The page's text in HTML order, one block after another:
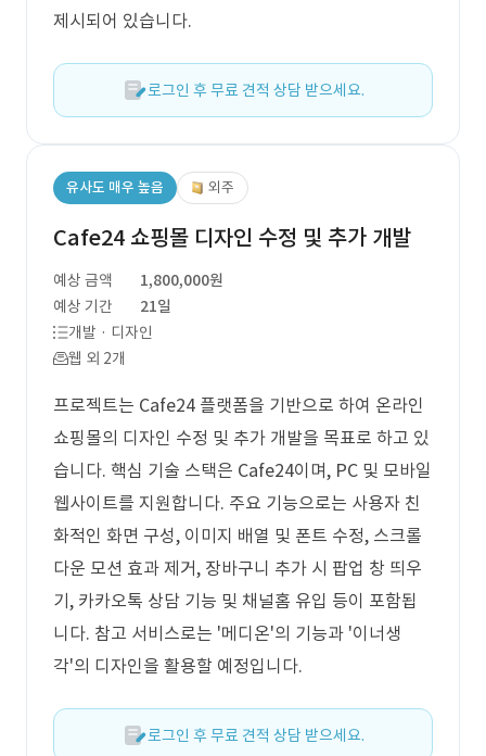
제시되어 있습니다.
로그인 후 무료 견적 상담 받으세요.
유사도 매우 높음 외주
Cafe24 쇼핑몰 디자인 수정 및 추가 개발
예상 금액
1,800,000원
예상 기간
21일
개발 · 디자인
웹 외 2개
프로젝트는 Cafe24 플랫폼을 기반으로 하여 온라인
쇼핑몰의 디자인 수정 및 추가 개발을 목표로 하고 있
습니다. 핵심 기술 스택은 Cafe24이며, PC 및 모바일
웹사이트를 지원합니다. 주요 기능으로는 사용자 친
화적인 화면 구성, 이미지 배열 및 폰트 수정, 스크롤
다운 모션 효과 제거, 장바구니 추가 시 팝업 창 띄우
기, 카카오톡 상담 기능 및 채널홈 유입 등이 포함됩
니다. 참고 서비스로는 '메디온'의 기능과 '이너생
각'의 디자인을 활용할 예정입니다.
로그인 후 무료 견적 상담 받으세요.